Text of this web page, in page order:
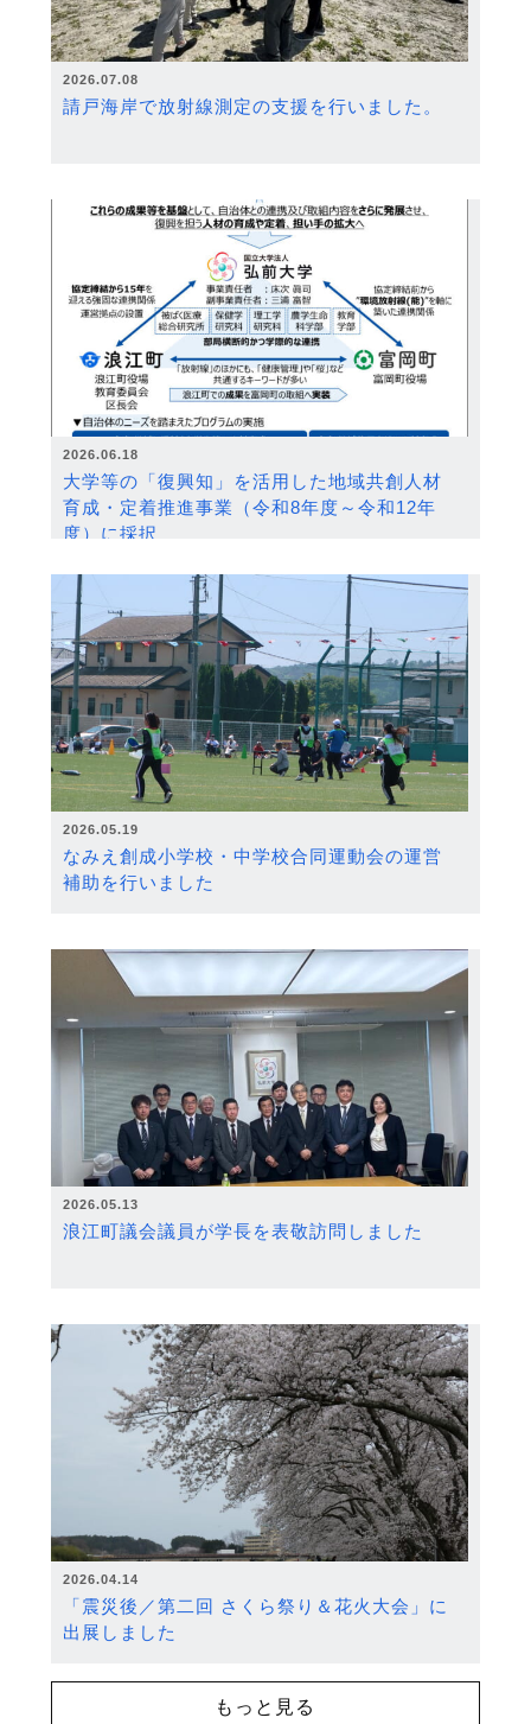
2026.07.08
請戸海岸で放射線測定の支援を行いました。
2026.06.18
大学等の「復興知」を活用した地域共創人材
育成・定着推進事業（令和8年度～令和12年
度）に採択
2026.05.19
なみえ創成小学校・中学校合同運動会の運営
補助を行いました
2026.05.13
浪江町議会議員が学長を表敬訪問しました
2026.04.14
「震災後／第二回 さくら祭り＆花火大会」に
出展しました
もっと見る